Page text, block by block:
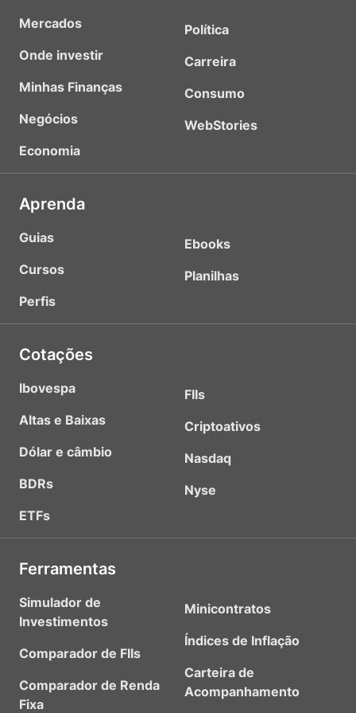
Mercados
Onde investir
Minhas Finanças
Negócios
Economia
Política
Carreira
Consumo
WebStories
Aprenda
Guias
Cursos
Perfis
Ebooks
Planilhas
Cotações
Ibovespa
Altas e Baixas
Dólar e câmbio
BDRs
ETFs
FIIs
Criptoativos
Nasdaq
Nyse
Ferramentas
Simulador de
Investimentos
Comparador de FIIs
Comparador de Renda
Fixa
Minicontratos
Índices de Inflação
Carteira de
Acompanhamento